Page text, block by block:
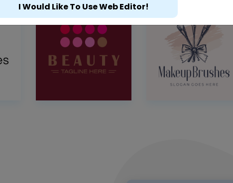
I Would Like To Use Web Editor!